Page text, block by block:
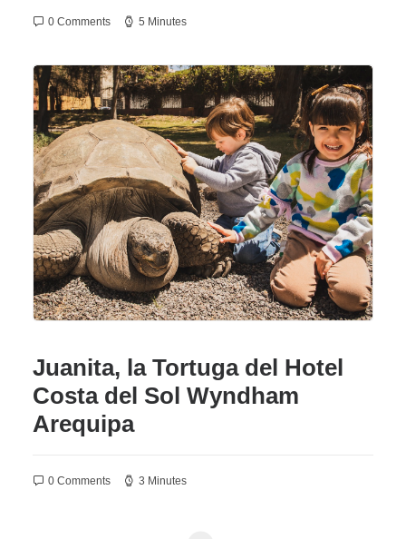
0 Comments 5 Minutes
Juanita, la Tortuga del Hotel
Costa del Sol Wyndham
Arequipa
0 Comments 3 Minutes